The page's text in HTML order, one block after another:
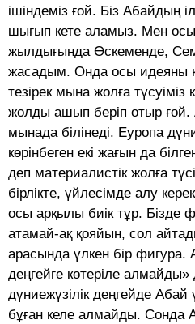
ішіндеміз ғой. Біз Абайдың
шығып кете аламыз. Мен
жылдығында Өскеменде,
жасадым. Онда осы идеяны
тезірек мына жолға түсуіміз
жолды ашып беріп отыр
мынада білінеді. Еуропа
көрінбеген екі жағын да
деп материалистік жолға
бірлікте, үйлесімде алу
осы арқылы биік тұр. Бізде
атамай-ақ қояйын, сол
арасында үлкен бір фигура.
деңгейге көтеріле алмайды»
дүниежүзілік деңгейде
бұған келе алмайды. Сонда